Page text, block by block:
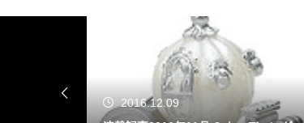
2016.12.09